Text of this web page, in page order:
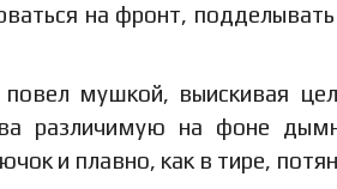
на фронт,
мушкой, выискивая
различимую на фоне
и плавно, как в тире,